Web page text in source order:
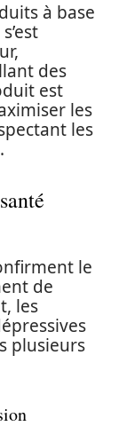
à base
s’est
des
est
les
les
le
de
les
plusieurs